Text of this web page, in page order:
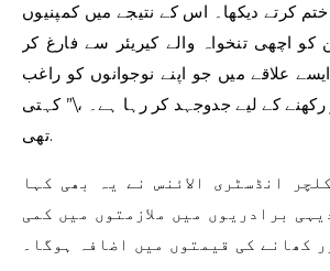
کرتے دیکھا۔ اس کے نتیجے میں کمپنیوں
کو اچھی تنخواہ والے کیریئر سے فارغ کر
ایسے علاقے میں جو اپنے نوجوانوں کو راغب
رکھنے کے لیے جدوجہد کر رہا ہے۔ ،\” کہتی
تھی.
انڈسٹری الائنس نے یہ بھی کہا
برادریوں میں ملازمتوں میں کمی
کھانے کی قیمتوں میں اضافہ ہوگا۔